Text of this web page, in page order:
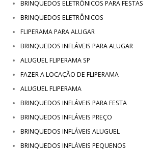
BRINQUEDOS ELETRÔNICOS PARA FESTAS
BRINQUEDOS ELETRÔNICOS
FLIPERAMA PARA ALUGAR
BRINQUEDOS INFLÁVEIS PARA ALUGAR
ALUGUEL FLIPERAMA SP
FAZER A LOCAÇÃO DE FLIPERAMA
ALUGUEL FLIPERAMA
BRINQUEDOS INFLÁVEIS PARA FESTA
BRINQUEDOS INFLÁVEIS PREÇO
BRINQUEDOS INFLÁVEIS ALUGUEL
BRINQUEDOS INFLÁVEIS PEQUENOS